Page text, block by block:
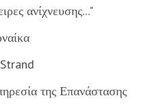
ανίχνευσης..."
της Επανάστασης